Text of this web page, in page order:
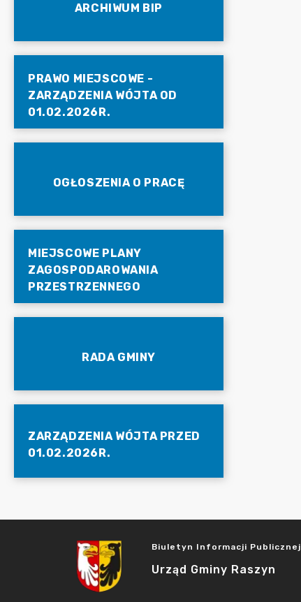
ARCHIWUM BIP
PRAWO MIEJSCOWE -
ZARZĄDZENIA WÓJTA OD
01.02.2026R.
OGŁOSZENIA O PRACĘ
MIEJSCOWE PLANY
ZAGOSPODAROWANIA
PRZESTRZENNEGO
RADA GMINY
ZARZĄDZENIA WÓJTA PRZED
01.02.2026R.
Biuletyn Informacji Publicznej
Urząd Gminy Raszyn